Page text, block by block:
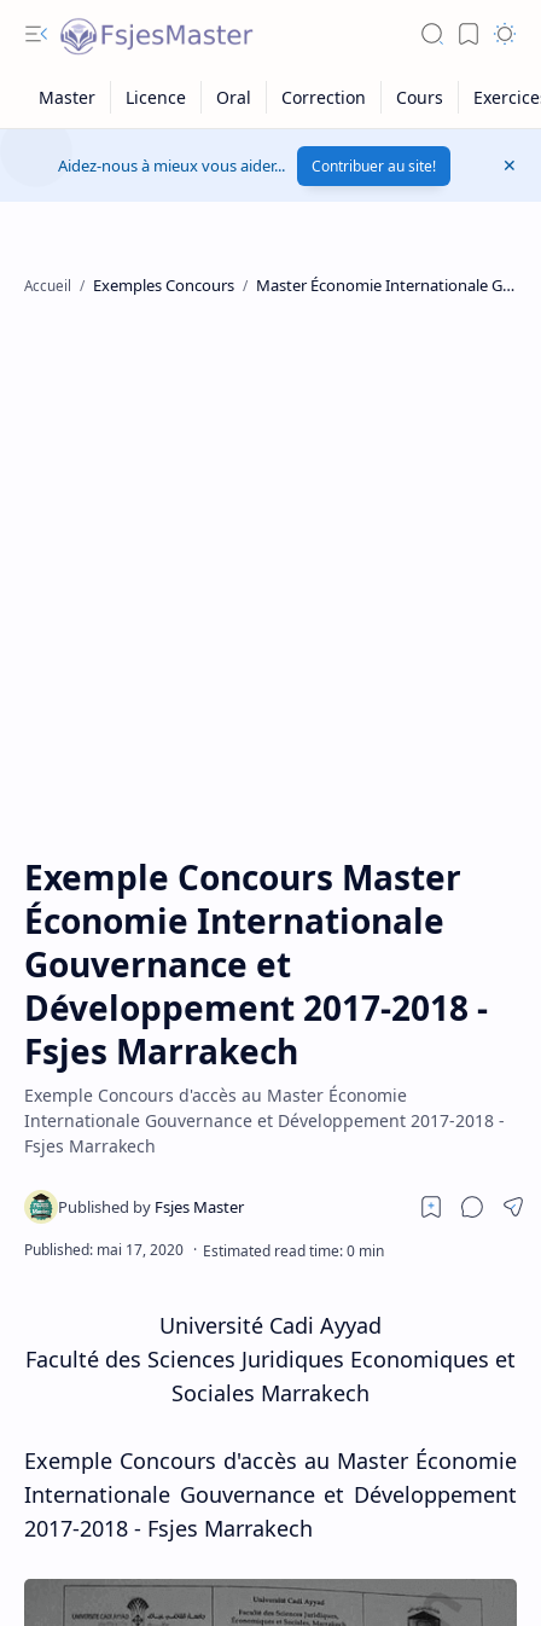
Aidez-nous à mieux vous aider... Contribuer au site!
Accueil Exemples Concours Master Économie Internationale Gouvernance et Développement
Exemple Concours Master
Économie Internationale
Gouvernance et
Développement 2017-2018 -
Fsjes Marrakech
Exemple Concours d'accès au Master Économie
Internationale Gouvernance et Développement 2017-2018 -
Fsjes Marrakech
Université Cadi Ayyad
Faculté des Sciences Juridiques Economiques et
Sociales Marrakech
Exemple Concours d'accès au Master Économie
Internationale Gouvernance et Développement
2017-2018 - Fsjes Marrakech